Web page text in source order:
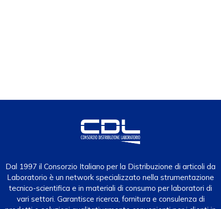
Dal 1997 il Consorzio Italiano per la Distribuzione di articoli da
Laboratorio è un network specializzato nella strumentazione
tecnico-scientifica e in materiali di consumo per laboratori di
vari settori. Garantisce ricerca, fornitura e consulenza di